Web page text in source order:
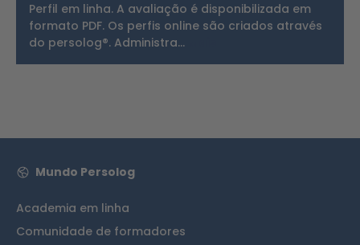
Perfil em linha. A avaliação é disponibilizada em
formato PDF. Os perfis online são criados através
do persolog®. Administra…
Mundo Persolog
Academia em linha
Comunidade de formadores